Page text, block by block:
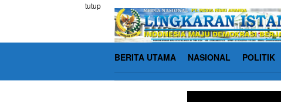
tutup
BERITA UTAMA NASIONAL POLITIK